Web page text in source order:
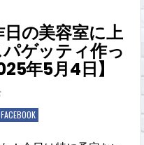
日の美容室に上
ゲッティ作っ
年5月4日】
FACEBOOK